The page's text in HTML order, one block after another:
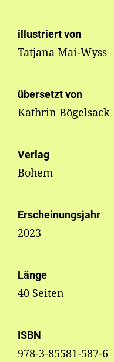
illustriert von
Tatjana Mai-Wyss
übersetzt von
Kathrin Bögelsack
Verlag
Bohem
Erscheinungsjahr
2023
Länge
40 Seiten
ISBN
978-3-85581-587-6